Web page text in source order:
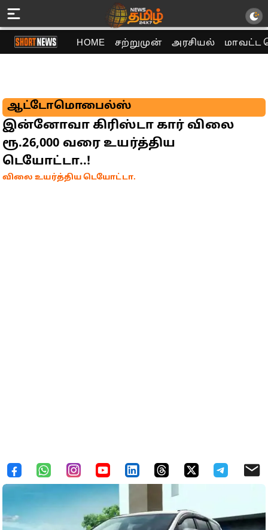
HOME சற்றுமுன் அரசியல் மாவட்ட
ஆட்டோமொபைல்ஸ்
இன்னோவா கிரிஸ்டா கார் விலை
ரூ.26,000 வரை உயர்த்திய
டெயோட்டா..!
விலை உயர்த்திய டெயோட்டா.